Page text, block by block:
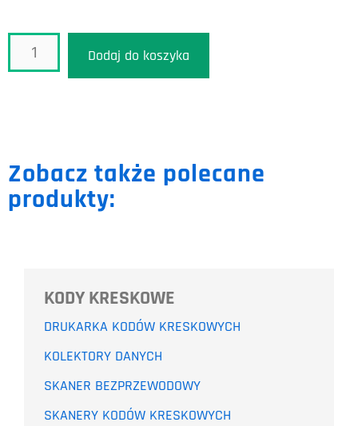
Dodaj do koszyka
Zobacz także polecane
produkty:
KODY KRESKOWE
DRUKARKA KODÓW KRESKOWYCH
KOLEKTORY DANYCH
SKANER BEZPRZEWODOWY
SKANERY KODÓW KRESKOWYCH